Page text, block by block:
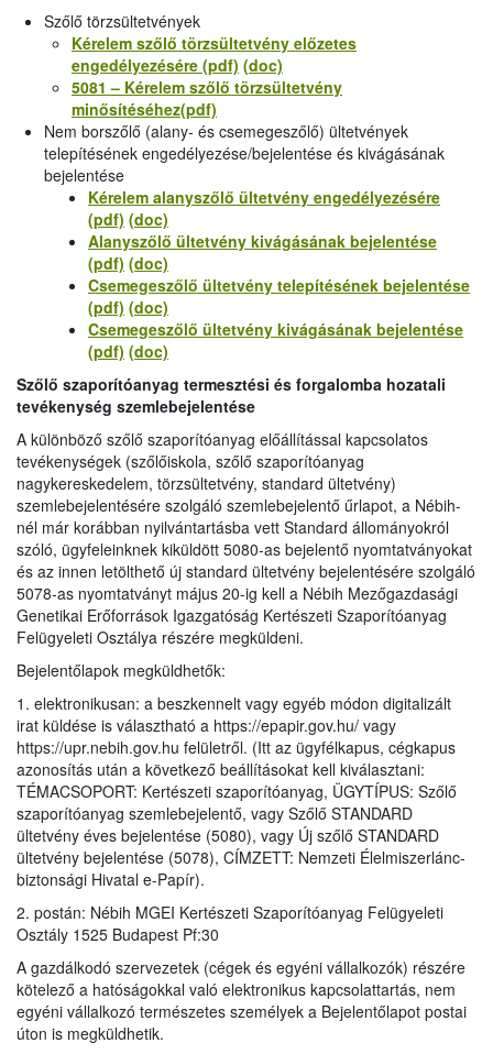
Szőlő törzsültetvények
Kérelem szőlő törzsültetvény előzetes
engedélyezésére (pdf) (doc)
5081 – Kérelem szőlő törzsültetvény
minősítéséhez(pdf)
Nem borszőlő (alany- és csemegeszőlő) ültetvények
telepítésének engedélyezése/bejelentése és kivágásának
bejelentése
Kérelem alanyszőlő ültetvény engedélyezésére
(pdf) (doc)
Alanyszőlő ültetvény kivágásának bejelentése
(pdf) (doc)
Csemegeszőlő ültetvény telepítésének bejelentése
(pdf) (doc)
Csemegeszőlő ültetvény kivágásának bejelentése
(pdf) (doc)
Szőlő szaporítóanyag termesztési és forgalomba hozatali
tevékenység szemlebejelentése
A különböző szőlő szaporítóanyag előállítással kapcsolatos
tevékenységek (szőlőiskola, szőlő szaporítóanyag
nagykereskedelem, törzsültetvény, standard ültetvény)
szemlebejelentésére szolgáló szemlebejelentő űrlapot, a Nébih-
nél már korábban nyilvántartásba vett Standard állományokról
szóló, ügyfeleinknek kiküldött 5080-as bejelentő nyomtatványokat
és az innen letölthető új standard ültetvény bejelentésére szolgáló
5078-as nyomtatványt május 20-ig kell a Nébih Mezőgazdasági
Genetikai Erőforrások Igazgatóság Kertészeti Szaporítóanyag
Felügyeleti Osztálya részére megküldeni.
Bejelentőlapok megküldhetők:
1. elektronikusan: a beszkennelt vagy egyéb módon digitalizált
irat küldése is választható a https://epapir.gov.hu/ vagy
https://upr.nebih.gov.hu felületről. (Itt az ügyfélkapus, cégkapus
azonosítás után a következő beállításokat kell kiválasztani:
TÉMACSOPORT: Kertészeti szaporítóanyag, ÜGYTÍPUS: Szőlő
szaporítóanyag szemlebejelentő, vagy Szőlő STANDARD
ültetvény éves bejelentése (5080), vagy Új szőlő STANDARD
ültetvény bejelentése (5078), CÍMZETT: Nemzeti Élelmiszerlánc-
biztonsági Hivatal e-Papír).
2. postán: Nébih MGEI Kertészeti Szaporítóanyag Felügyeleti
Osztály 1525 Budapest Pf:30
A gazdálkodó szervezetek (cégek és egyéni vállalkozók) részére
kötelező a hatóságokkal való elektronikus kapcsolattartás, nem
egyéni vállalkozó természetes személyek a Bejelentőlapot postai
úton is megküldhetik.